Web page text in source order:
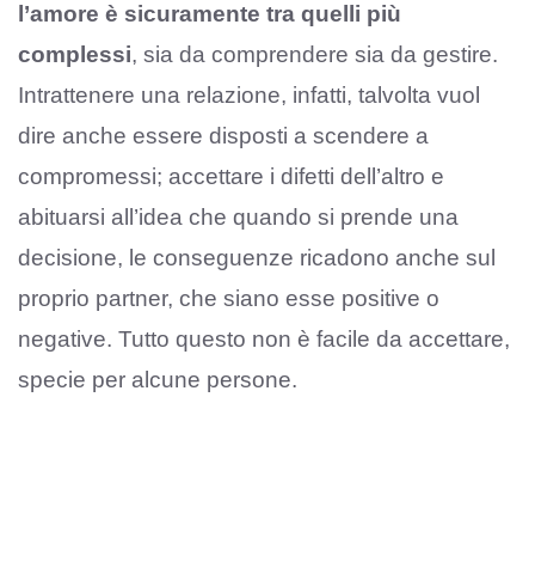
l’amore è sicuramente tra quelli più
complessi, sia da comprendere sia da gestire.
Intrattenere una relazione, infatti, talvolta vuol
dire anche essere disposti a scendere a
compromessi; accettare i difetti dell’altro e
abituarsi all’idea che quando si prende una
decisione, le conseguenze ricadono anche sul
proprio partner, che siano esse positive o
negative. Tutto questo non è facile da accettare,
specie per alcune persone.